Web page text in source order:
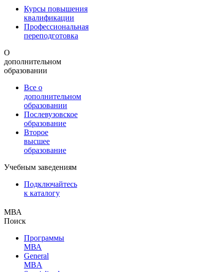
Курсы повышения
квалификации
Профессиональная
переподготовка
О
дополнительном
образовании
Все о
дополнительном
образовании
Послевузовское
образование
Второе
высшее
образование
Учебным заведениям
Подключайтесь
к каталогу
МВА
Поиск
Программы
МВА
General
MBA